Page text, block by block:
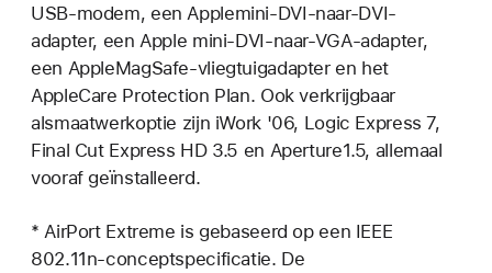
USB-modem, een Applemini-DVI-naar-DVI-
adapter, een Apple mini-DVI-naar-VGA-adapter,
een AppleMagSafe-vliegtuigadapter en het
AppleCare Protection Plan. Ook verkrijgbaar
alsmaatwerkoptie zijn iWork '06, Logic Express 7,
Final Cut Express HD 3.5 en Aperture1.5, allemaal
vooraf geïnstalleerd.
* AirPort Extreme is gebaseerd op een IEEE
802.11n-conceptspecificatie. De